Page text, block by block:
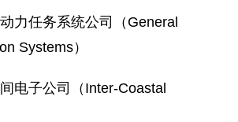
任务系统公司（General
Systems）
子公司（Inter-Coastal